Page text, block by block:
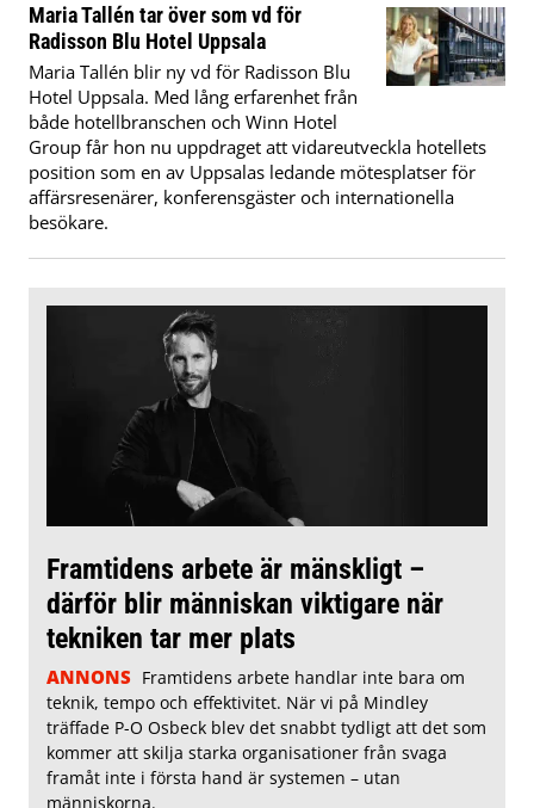
Maria Tallén tar över som vd för
Radisson Blu Hotel Uppsala
Maria Tallén blir ny vd för Radisson Blu
Hotel Uppsala. Med lång erfarenhet från
både hotellbranschen och Winn Hotel
Group får hon nu uppdraget att vidareutveckla hotellets
position som en av Uppsalas ledande mötesplatser för
affärsresenärer, konferensgäster och internationella
besökare.
Framtidens arbete är mänskligt –
därför blir människan viktigare när
tekniken tar mer plats
ANNONS Framtidens arbete handlar inte bara om
teknik, tempo och effektivitet. När vi på Mindley
träffade P-O Osbeck blev det snabbt tydligt att det som
kommer att skilja starka organisationer från svaga
framåt inte i första hand är systemen – utan
människorna.